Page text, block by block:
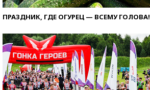
ПРАЗДНИК, ГДЕ ОГУРЕЦ — ВСЕМУ ГОЛОВА!